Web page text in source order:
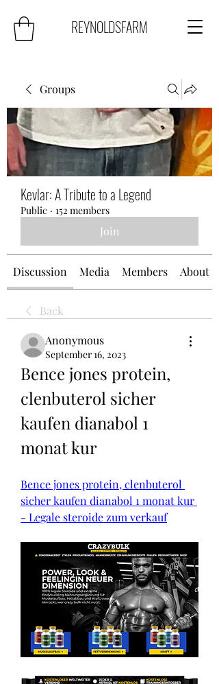
REYNOLDSFARM
Groups
Kevlar: A Tribute to a Legend
Public · 152 members
Join
Discussion Media Members About
Back
Anonymous
September 16, 2023
Bence jones protein,
clenbuterol sicher
kaufen dianabol 1
monat kur
Bence jones protein, clenbuterol
sicher kaufen dianabol 1 monat kur
- Legale steroide zum verkauf